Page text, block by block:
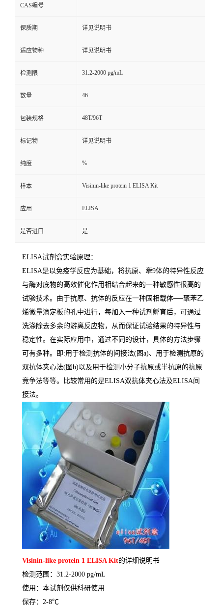
CAS编号
保质期 详见说明书
适应物种 详见说明书
检测限 31.2-2000 pg/mL
数量 46
包装规格 48T/96T
标记物 详见说明书
纯度 %
样本 Visinin-like protein 1 ELISA Kit
应用 ELISA
是否进口 是
ELISA试剂盒实验原理：
ELISA是以免疫学反应为基础，将抗原、牽9体的特异性反应
与酶对底物的高效催化作用相结合起来的一种敏感性很高的
试验技术。由于抗原、抗体的反应在一种固相载体──聚苯乙
烯微量滴定板的孔中进行，每加入一种试剂孵育后，可通过
洗涤除去多余的游离反应物，从而保证试验结果的特异性与
稳定性。在实际应用中，通过不同的设计，具体的方法步骤
可有多种。即:用于检测抗体的间接法(图a)、用于检测抗原的
双抗体夹心法(图b)以及用于检测小分子抗原或半抗原的抗原
竞争法等等。比较常用的是ELISA双抗体夹心法及ELISA间
接法。
Visinin-like protein 1 ELISA Kit的详细说明书
检测范围： 31.2-2000 pg/mL
使用：本试剂仅供科研使用
保存： 2-8℃